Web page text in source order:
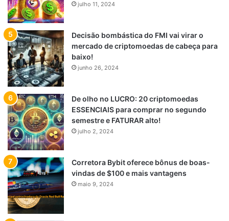
julho 11, 2024
Decisão bombástica do FMI vai virar o
mercado de criptomoedas de cabeça para
baixo!
junho 26, 2024
De olho no LUCRO: 20 criptomoedas
ESSENCIAIS para comprar no segundo
semestre e FATURAR alto!
julho 2, 2024
Corretora Bybit oferece bônus de boas-
vindas de $100 e mais vantagens
maio 9, 2024